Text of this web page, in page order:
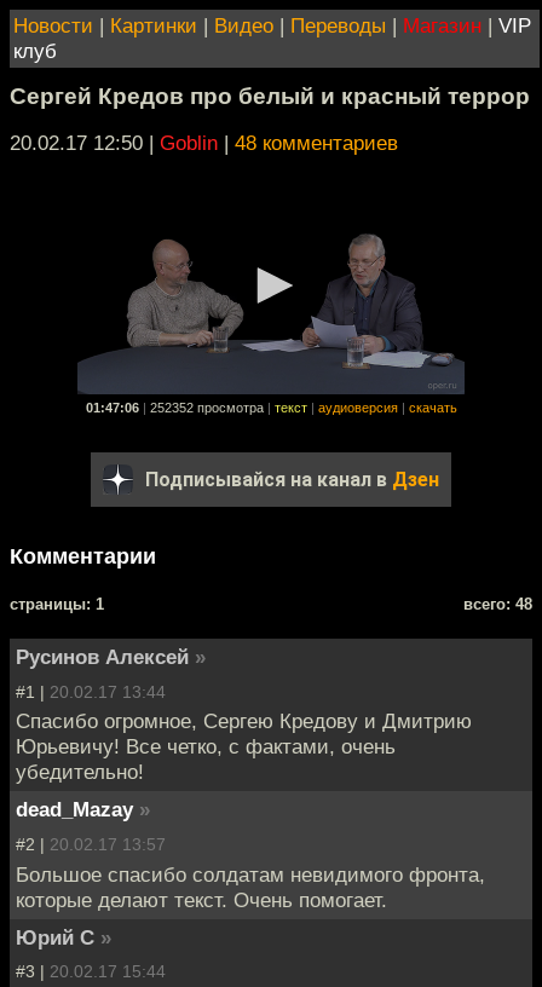
Новости | Картинки | Видео | Переводы | Магазин | VIP
клуб
Сергей Кредов про белый и красный террор
20.02.17 12:50 | Goblin | 48 комментариев
01:47:06 252352 просмотра текст аудиоверсия скачать
Подписывайся на канал в Дзен
Комментарии
cтраницы: 1 всего: 48
Русинов Алексей »
#1 | 20.02.17 13:44
Спасибо огромное, Сергею Кредову и Дмитрию
Юрьевичу! Все четко, с фактами, очень
убедительно!
dead_Mazay »
#2 | 20.02.17 13:57
Большое спасибо солдатам невидимого фронта,
которые делают текст. Очень помогает.
Юрий С »
#3 | 20.02.17 15:44